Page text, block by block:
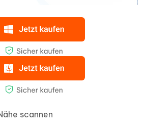
scannen